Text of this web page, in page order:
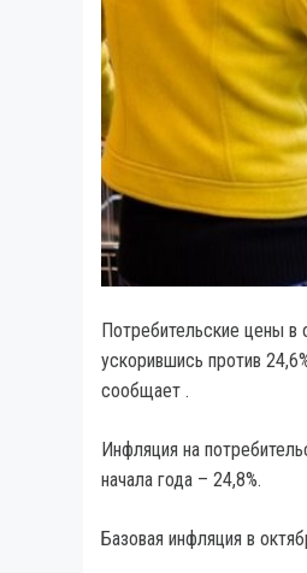
Потребительские цены в
ускорившись против
сообщает .
Инфляция на
начала года – 24,8%.
Базовая инфляция в